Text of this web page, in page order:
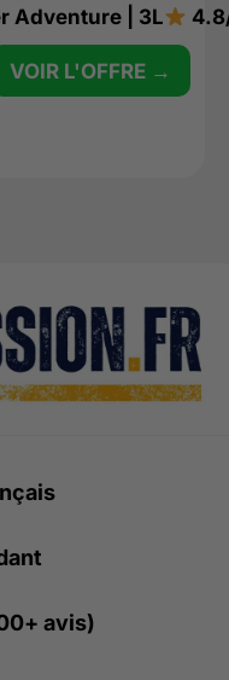
Adventure | 3L
VOIR L'OFFRE →
avis)